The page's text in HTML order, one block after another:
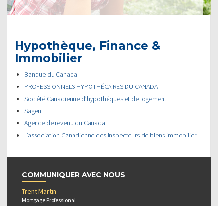
Hypothèque, Finance &
Immobilier
Banque du Canada
PROFESSIONNELS HYPOTHÉCAIRES DU CANADA
Société Canadienne d’hypothèques et de logement
Sagen
Agence de revenu du Canada
L’association Canadienne des inspecteurs de biens immobilier
COMMUNIQUER AVEC NOUS
Trent Martin
Mortgage Professional